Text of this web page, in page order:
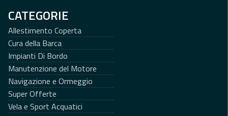
CATEGORIE
Allestimento Coperta
Cura della Barca
Impianti Di Bordo
Manutenzione del Motore
Navigazione e Ormeggio
Super Offerte
Vela e Sport Acquatici